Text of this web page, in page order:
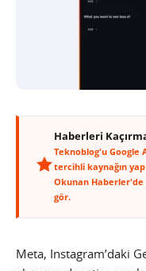
Haberleri
Teknoblog'u Google
tercihli kaynağın yap
Okunan Haberler'de
gör.
Meta, Instagram’daki